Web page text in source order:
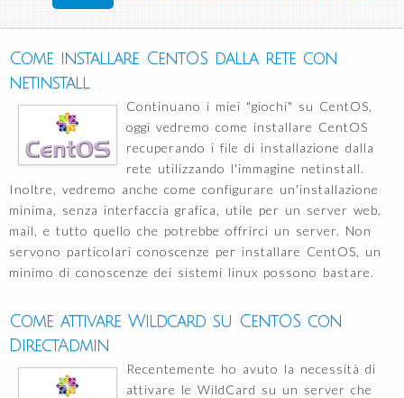
Come installare CentOS dalla rete con
netinstall
Continuano i miei "giochi" su CentOS,
oggi vedremo come installare CentOS
recuperando i file di installazione dalla
rete utilizzando l'immagine netinstall.
Inoltre, vedremo anche come configurare un'installazione
minima, senza interfaccia grafica, utile per un server web,
mail, e tutto quello che potrebbe offrirci un server. Non
servono particolari conoscenze per installare CentOS, un
minimo di conoscenze dei sistemi linux possono bastare.
Come attivare Wildcard su CentOS con
DirectAdmin
Recentemente ho avuto la necessità di
attivare le WildCard su un server che